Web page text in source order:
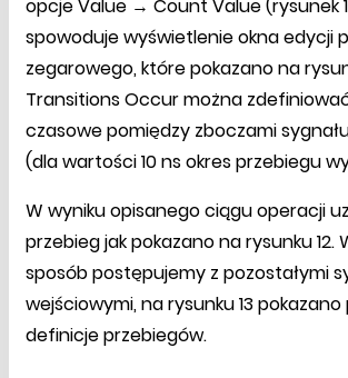
opcje Value → Count Value (rysunek
spowoduje wyświetlenie okna edycji
zegarowego, które pokazano na
Transitions Occur można
czasowe pomiędzy zboczami
(dla wartości 10 ns okres przebiegu
W wyniku opisanego ciągu operacji
przebieg jak pokazano na rysunku 12.
sposób postępujemy z pozostałymi
wejściowymi, na rysunku 13 pokazano
definicje przebiegów.